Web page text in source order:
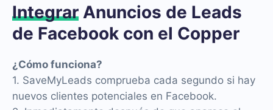
Integrar Anuncios de Leads
de Facebook con el Copper
¿Cómo funciona?
1. SaveMyLeads comprueba cada segundo si hay
nuevos clientes potenciales en Facebook.